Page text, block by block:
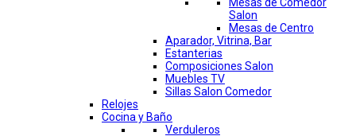
Mesas de Comedor
Salon
Mesas de Centro
Aparador, Vitrina, Bar
Estanterias
Composiciones Salon
Muebles TV
Sillas Salon Comedor
Relojes
Cocina y Baño
Verduleros